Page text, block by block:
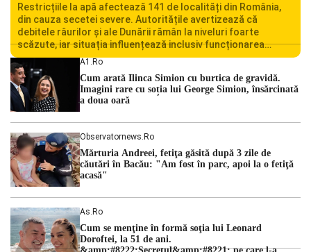
Restricțiile la apă afectează 141 de localități din România,
din cauza secetei severe. Autoritățile avertizează că
debitele râurilor și ale Dunării rămân la niveluri foarte
scăzute, iar situația influențează inclusiv funcționarea
Centralei Nucleare de la Cernavodă. România se confruntă
cu una dintre cele mai dificile perioade din punct de vedere
hidrologic din ultimii ani. Lipsa […]
A1.ro
Cum arată Ilinca Simion cu burtica de gravidă.
Imagini rare cu soția lui George Simion, însărcinată
a doua oară
Observatornews.ro
Mărturia Andreei, fetiţa găsită după 3 zile de
căutări în Bacău: "Am fost în parc, apoi la o fetiţă
acasă"
As.ro
Cum se menţine în formă soţia lui Leonard
Doroftei, la 51 de ani.